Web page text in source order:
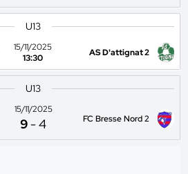
U13
15/11/2025
13:30
AS D'attignat 2
U13
15/11/2025
9 -4 FC Bresse Nord 2